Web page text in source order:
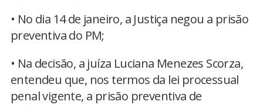
• No dia 14 de janeiro, a Justiça negou a prisão
preventiva do PM;
• Na decisão, a juíza Luciana Menezes Scorza,
entendeu que, nos termos da lei processual
penal vigente, a prisão preventiva de